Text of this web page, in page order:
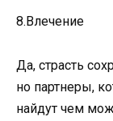
8.Влечение
Да, страсть
но партнеры,
найдут чем